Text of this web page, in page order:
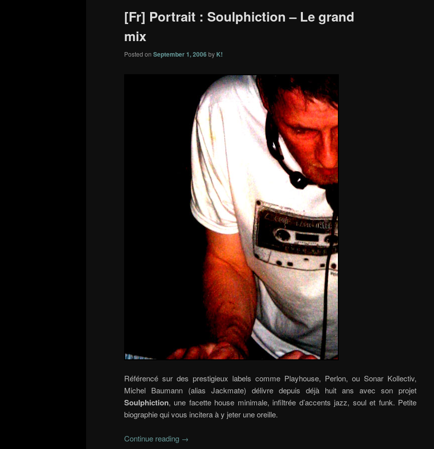
[Fr] Portrait : Soulphiction – Le grand
mix
Posted on September 1, 2006 by K!
Référencé sur des prestigieux labels comme Playhouse, Perlon, ou Sonar Kollectiv,
Michel Baumann (alias Jackmate) délivre depuis déjà huit ans avec son projet
Soulphiction, une facette house minimale, infiltrée d’accents jazz, soul et funk. Petite
biographie qui vous incitera à y jeter une oreille.
Continue reading →